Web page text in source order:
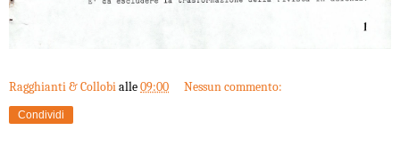
Ragghianti & Collobialle09:00 Nessun commento:
Condividi